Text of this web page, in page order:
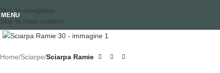
Skip to navigation
Skip to main content
MENU
Clicca per ingrandire
Home Sciarpe Sciarpa Ramie